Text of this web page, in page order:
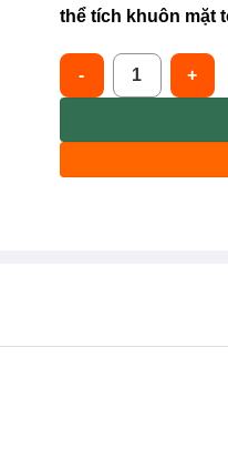
thể tích khuôn mặt
Yuma [Filler] Phillex.